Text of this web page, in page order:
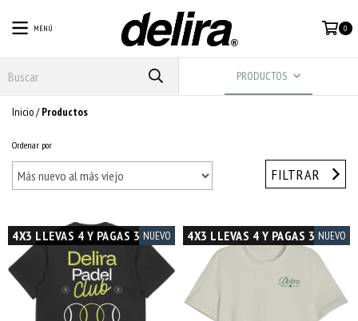
MENÚ 0
PRODUCTOS
Inicio/ Productos
Ordenar por
FILTRAR
4X3 LLEVAS 4 Y PAGAS 3 NUEVO 4X3 LLEVAS 4 Y PAGAS 3 NUEVO